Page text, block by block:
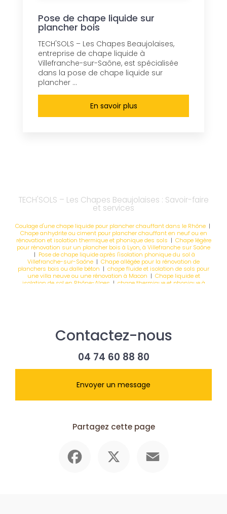
Pose de chape liquide sur
plancher bois
TECH'SOLS – Les Chapes Beaujolaises,
entreprise de chape liquide à
Villefranche-sur-Saône, est spécialisée
dans la pose de chape liquide sur
plancher ...
En savoir plus
TECH'SOLS – Les Chapes Beaujolaises : Savoir-faire
et services
Coulage d'une chape liquide pour plancher chauffant dans le Rhône |
Chape anhydrite ou ciment pour plancher chauffant en neuf ou en
rénovation et isolation thermique et phonique des sols | Chape légère
pour rénovation sur un plancher bois à Lyon, à Villefranche sur Saône
| Pose de chape liquide après l'isolation phonique du sol à
Villefranche-sur-Saône | Chape allégée pour la rénovation de
planchers bois ou dalle béton | chape fluide et isolation de sols pour
une villa neuve ou une rénovation à Macon | Chape liquide et
isolation de sol en Rhône-Alpes | chape thermique et phonique à
Contactez-nous
04 74 60 88 80
Envoyer un message
Partagez cette page